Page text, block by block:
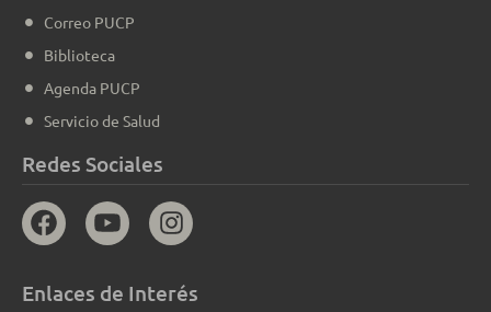
Correo PUCP
Biblioteca
Agenda PUCP
Servicio de Salud
Redes Sociales
Enlaces de Interés